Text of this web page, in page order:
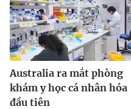
Australia ra mắt phòng
khám y học cá nhân hóa
đầu tiên